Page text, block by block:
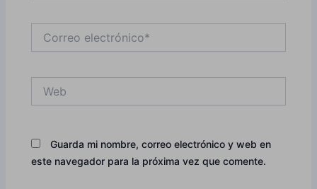
electrónico*
Guarda mi nombre, correo electrónico y web en
este navegador para la próxima vez que comente.